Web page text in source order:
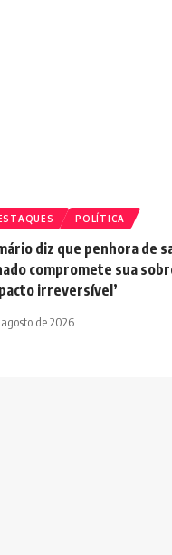
POLÍTICA
diz que penhora de
compromete sua
irreversível’
de 2026